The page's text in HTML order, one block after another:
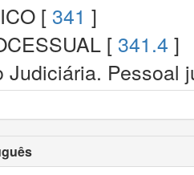
[ 341 ]
[ 341.4 ]
Judiciária. Pessoal